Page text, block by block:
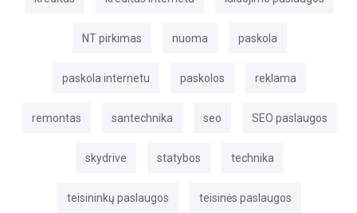
NT pirkimas nuoma paskola
paskola internetu paskolos reklama
remontas santechnika seo SEO paslaugos
skydrive statybos technika
teisininkų paslaugos teisinės paslaugos